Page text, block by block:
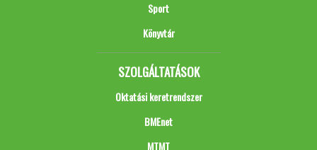
Sport
Könyvtár
SZOLGÁLTATÁSOK
Oktatási keretrendszer
BMEnet
MTMT